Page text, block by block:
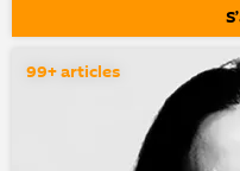
99+ articles